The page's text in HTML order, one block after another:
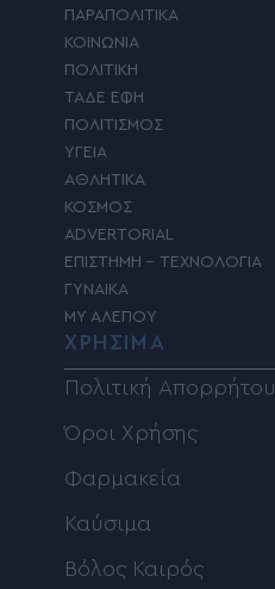
ΠΑΡΑΠΟΛΙΤΙΚΑ
ΚΟΙΝΩΝΙΑ
ΠΟΛΙΤΙΚΗ
ΤΑΔΕ ΕΦΗ
ΠΟΛΙΤΙΣΜΟΣ
ΥΓΕΙΑ
ΑΘΛΗΤΙΚΑ
ΚΟΣΜΟΣ
ADVERTORIAL
ΕΠΙΣΤΗΜΗ – ΤΕΧΝΟΛΟΓΙΑ
ΓΥΝΑΙΚΑ
MY ΑΛΕΠΟΥ
ΧΡΗΣΙΜΑ
Πολιτική Απορρήτου
Όροι Χρήσης
Φαρμακεία
Καύσιμα
Βόλος Καιρός